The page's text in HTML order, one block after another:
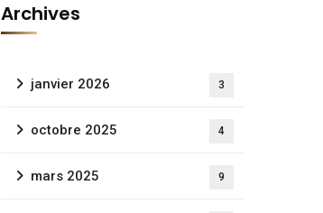
Archives
janvier 2026 3
octobre 2025 4
mars 2025 9